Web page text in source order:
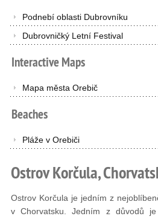
Podnebí oblasti Dubrovníku
Dubrovničký Letní Festival
InteractiveMaps
Mapa města Orebič
Beaches
Pláže v Orebiči
Ostrov Korčula,
Ostrov Korčula je jedním z
v Chorvatsku. Jedním z důvodů